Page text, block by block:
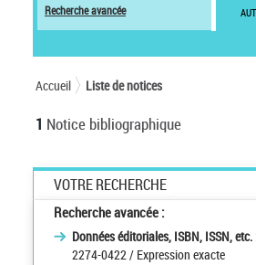
Recherche avancée
Accueil Liste de notices
1 Notice bibliographique
VOTRE RECHERCHE
Recherche avancée :
Données éditoriales, ISBN, ISSN, etc.
2274-0422/ Expression exacte